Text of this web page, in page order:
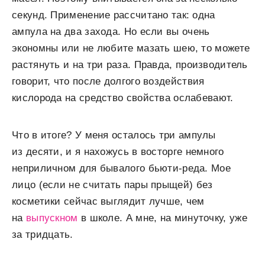
секунд. Применение рассчитано так: одна
ампула на два захода. Но если вы очень
экономны или не любите мазать шею, то можете
растянуть и на три раза. Правда, производитель
говорит, что после долгого воздействия
кислорода на средство свойства ослабевают.
Что в итоге? У меня осталось три ампулы
из десяти, и я нахожусь в восторге немного
неприличном для бывалого бьюти-реда. Мое
лицо (если не считать пары прыщей) без
косметики сейчас выглядит лучше, чем
на выпускном в школе. А мне, на минуточку, уже
за тридцать.